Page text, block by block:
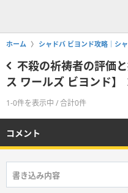
ホーム シャドバ ビヨンド攻略｜シ
不殺の祈祷者の評価
ス ワールズ ビヨンド】
1-0件を表示中 / 合計0件
コメント